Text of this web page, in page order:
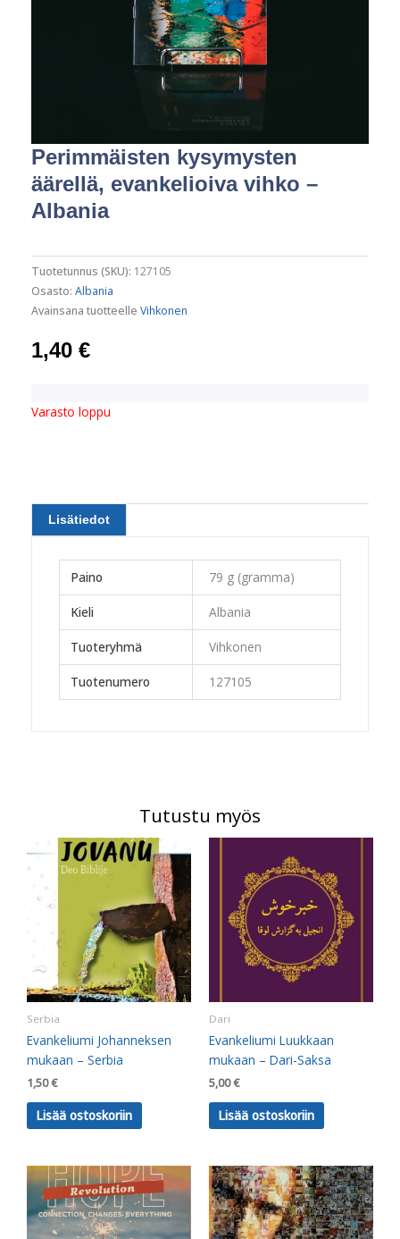
Perimmäisten kysymysten
äärellä, evankelioiva vihko –
Albania
Tuotetunnus (SKU): 127105
Osasto: Albania
Avainsana tuotteelle Vihkonen
1,40 €
Varasto loppu
Lisätiedot
Paino 79 g (gramma)
Kieli Albania
Tuoteryhmä Vihkonen
Tuotenumero 127105
Tutustu myös
Serbia
Evankeliumi Johanneksen
mukaan – Serbia
1,50€
Lisää ostoskoriin
Dari
Evankeliumi Luukkaan
mukaan – Dari-Saksa
5,00€
Lisää ostoskoriin